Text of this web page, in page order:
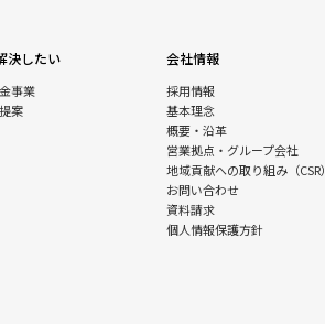
決したい
事業
案
会社情報
採用情報
基本理念
概要・沿革
営業拠点・グループ会社
地域貢献への取り組み（CSR）
お問い合わせ
資料請求
個人情報保護方針